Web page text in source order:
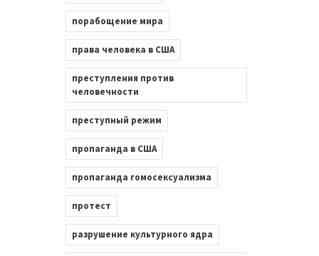
порабощение мира
права человека в США
преступления против
человечности
преступный режим
пропаганда в США
пропаганда гомосексуализма
протест
разрушение культурного ядра